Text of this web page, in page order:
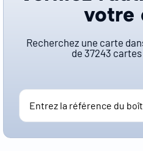
votre
Recherchez une carte
de 37243